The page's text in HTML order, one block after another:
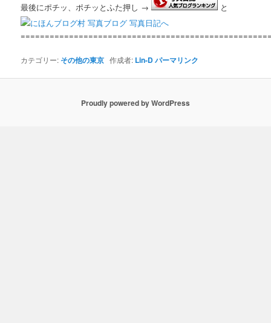
最後にポチッ、ポチッとふた押し → と
カテゴリー: その他の東京 作成者: Lin-Dパーマリンク
Proudly powered by WordPress